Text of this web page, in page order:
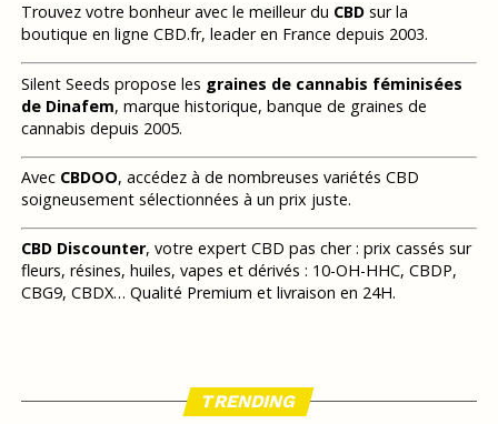
Trouvez votre bonheur avec le meilleur du CBDsur la
boutique en ligne CBD.fr, leader en France depuis 2003.
Silent Seeds propose les graines de cannabis féminisées
de Dinafem, marque historique, banque de graines de
cannabis depuis 2005.
Avec CBDOO, accédez à de nombreuses variétés CBD
soigneusement sélectionnées à un prix juste.
CBD Discounter, votre expert CBD pas cher : prix cassés sur
fleurs, résines, huiles, vapes et dérivés : 10-OH-HHC, CBDP,
CBG9, CBDX… Qualité Premium et livraison en 24H.
TRENDING